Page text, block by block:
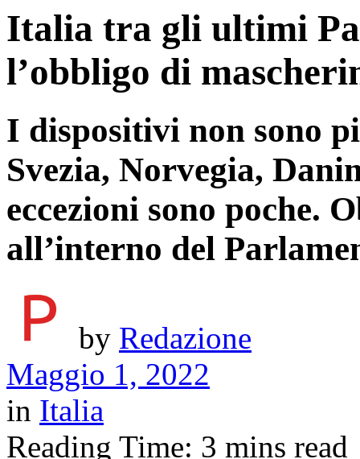
Italia tra gli ultimi
l’obbligo di
I dispositivi non sono
Svezia, Norvegia,
eccezioni sono poche.
all’interno del
by Redazione
Maggio 1, 2022
in Italia
Reading Time: 3 mins read